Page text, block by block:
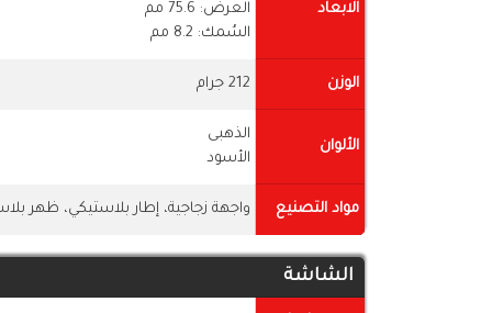
الابعاد
العرض: 75.6 مم
السُمك: 8.2 مم
الوزن 212 جرام
الألوان
الذهبى
الأسود
مواد التصنيع واجهة زجاجية، إطار بلاستيكي، ظهر
الشاشة